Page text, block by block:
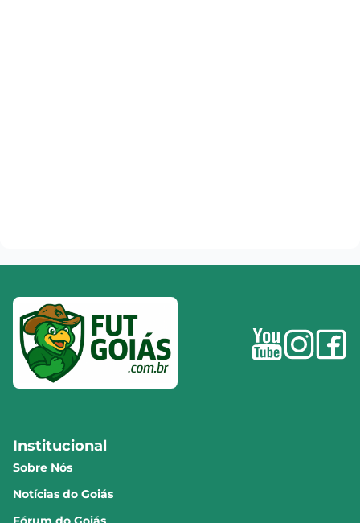
Institucional
Sobre Nós
Notícias do Goiás